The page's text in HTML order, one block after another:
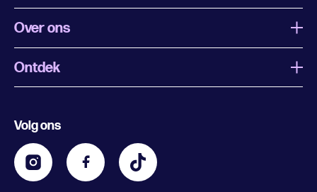
Over ons
Wat is Uitagenda Rotterdam
Contact
Zakelijk
Ontdek
Kids
Volg ons